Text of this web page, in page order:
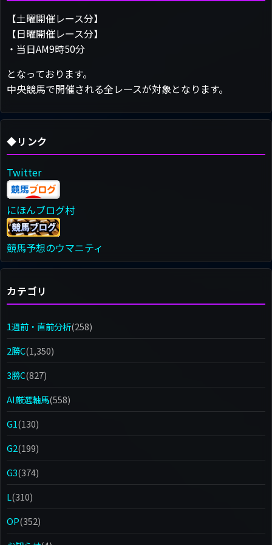
【土曜開催レース分】
【日曜開催レース分】
・当日AM9時50分
となっております。
中央競馬で開催される全レースが対象となります。
◆リンク
Twitter
にほんブログ村
競馬予想のウマニティ
カテゴリ
1週前・直前分析(258)
2勝C(1,350)
3勝C(827)
AI厳選軸馬(558)
G1(130)
G2(199)
G3(374)
L(310)
OP(352)